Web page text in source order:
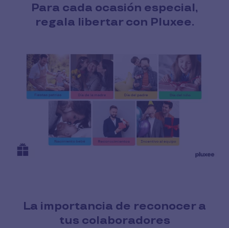
Para cada ocasión especial,
regala libertar con Pluxee.
La importancia de reconocer a
tus colaboradores